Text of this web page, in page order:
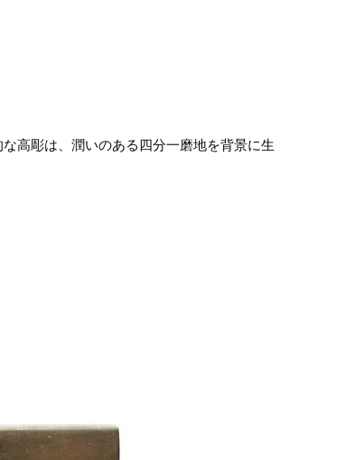
高彫は、潤いのある四分一磨地を背景に生